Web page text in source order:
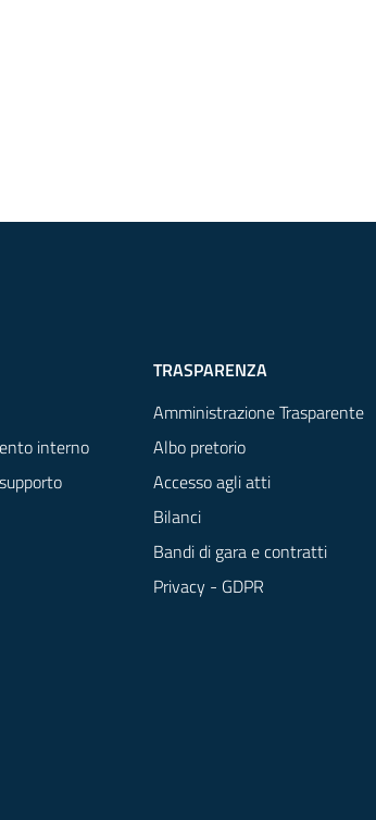
interno
TRASPARENZA
Amministrazione Trasparente
Albo pretorio
Accesso agli atti
Bilanci
Bandi di gara e contratti
Privacy - GDPR